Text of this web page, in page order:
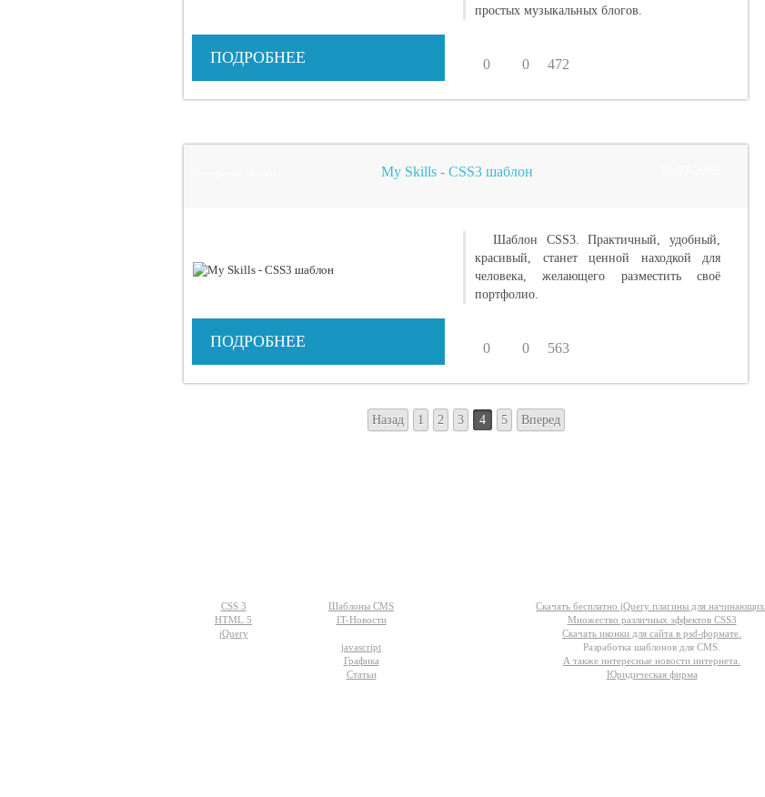
простых музыкальных блогов.
ПОДРОБНЕЕ 0 0 472
My Skills - CSS3 шаблон
Шаблон CSS3. Практичный, удобный,
красивый, станет ценной находкой для
человека, желающего разместить своё
портфолио.
ПОДРОБНЕЕ 0 0 563
Назад 1 2 3 4 5 Вперед
CSS 3 Шаблоны CMS
Скачать бесплатно jQuery плагины для начинающих.
Множество различных эффектов CSS3
Скачать иконки для сайта в psd-формате.
Разработка шаблонов для CMS.
А также интересные новости интернета.
Юридическая фирма
HTML 5 IT-Новости
jQuery
javascript
Графика
Статьи